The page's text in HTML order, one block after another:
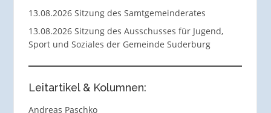
13.08.2026 Sitzung des Samtgemeinderates
13.08.2026 Sitzung des Ausschusses für Jugend,
Sport und Soziales der Gemeinde Suderburg
Leitartikel & Kolumnen:
Andreas Paschko